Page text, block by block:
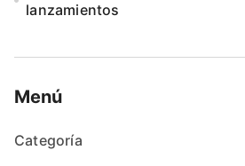
lanzamientos
Menú
Categoría